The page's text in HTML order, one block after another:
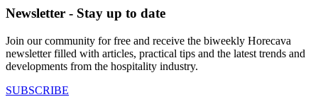
Newsletter - Stay up to date
Join our community for free and receive the biweekly Horecava
newsletter filled with articles, practical tips and the latest trends and
developments from the hospitality industry.
SUBSCRIBE